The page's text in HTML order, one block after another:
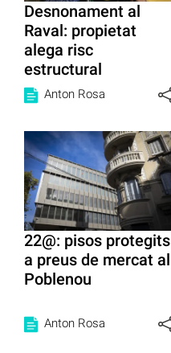
Desnonament al
Raval: propietat
alega risc
estructural
Anton Rosa
22@: pisos protegits
a preus de mercat al
Poblenou
Anton Rosa